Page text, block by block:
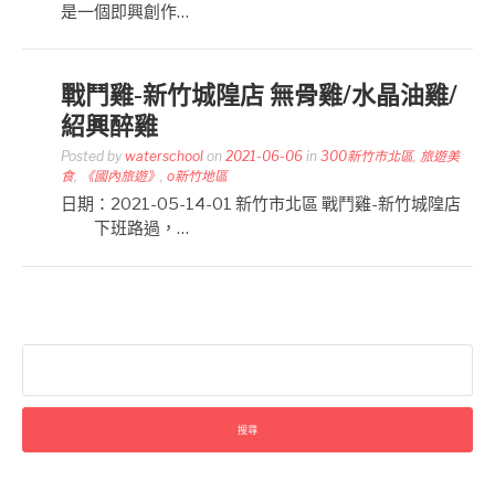
是一個即興創作…
戰鬥雞-新竹城隍店 無骨雞/水晶油雞/
紹興醉雞
Posted by waterschool on 2021-06-06 in 300新竹市北區, 旅遊美
食, 《國內旅遊》 , o新竹地區
日期：2021-05-14-01 新竹市北區 戰鬥雞-新竹城隍店
下班路過，…
關
字: